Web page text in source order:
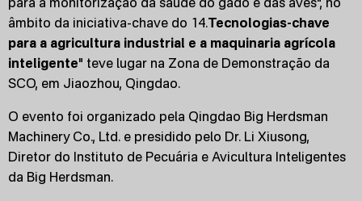
âmbito da iniciativa-chave do 14.Tecnologias-chave
para a agricultura industrial e a maquinaria agrícola
inteligente" teve lugar na Zona de Demonstração da
SCO, em Jiaozhou, Qingdao.
O evento foi organizado pela Qingdao Big Herdsman
Machinery Co., Ltd. e presidido pelo Dr. Li Xiusong,
Diretor do Instituto de Pecuária e Avicultura Inteligentes
da Big Herdsman.